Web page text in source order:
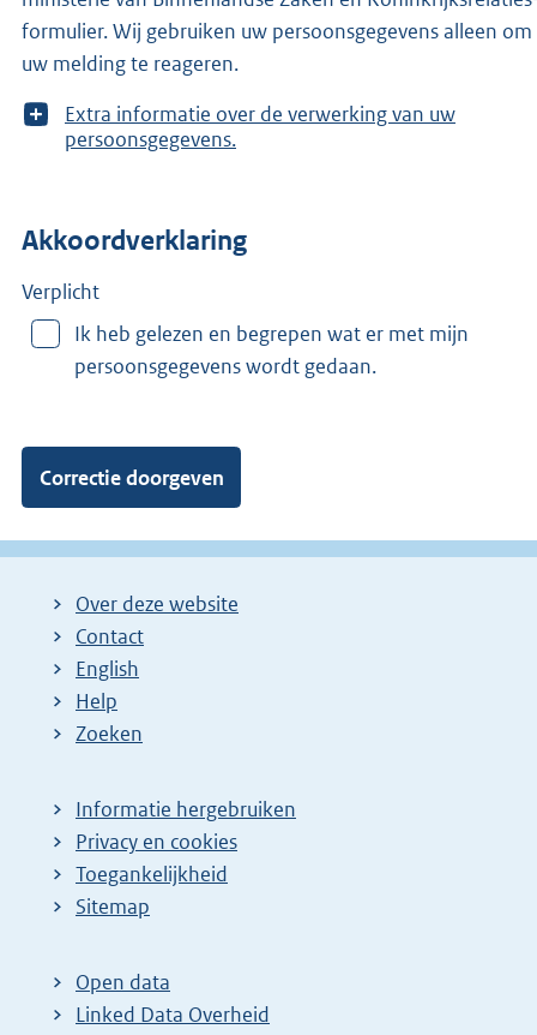
formulier. Wij gebruiken uw persoonsgegevens alleen
uw melding te reageren.
T
o
e
r
n
Extra informatie over de verwerking van uw
persoonsgegevens.
Akkoordverklaring
Verplicht
Ik heb gelezen en begrepen wat er met mijn
persoonsgegevens wordt gedaan.
Over deze website
Contact
English
Help
Zoeken
Informatie hergebruiken
Privacy en cookies
Toegankelijkheid
Sitemap
Open data
Linked Data Overheid